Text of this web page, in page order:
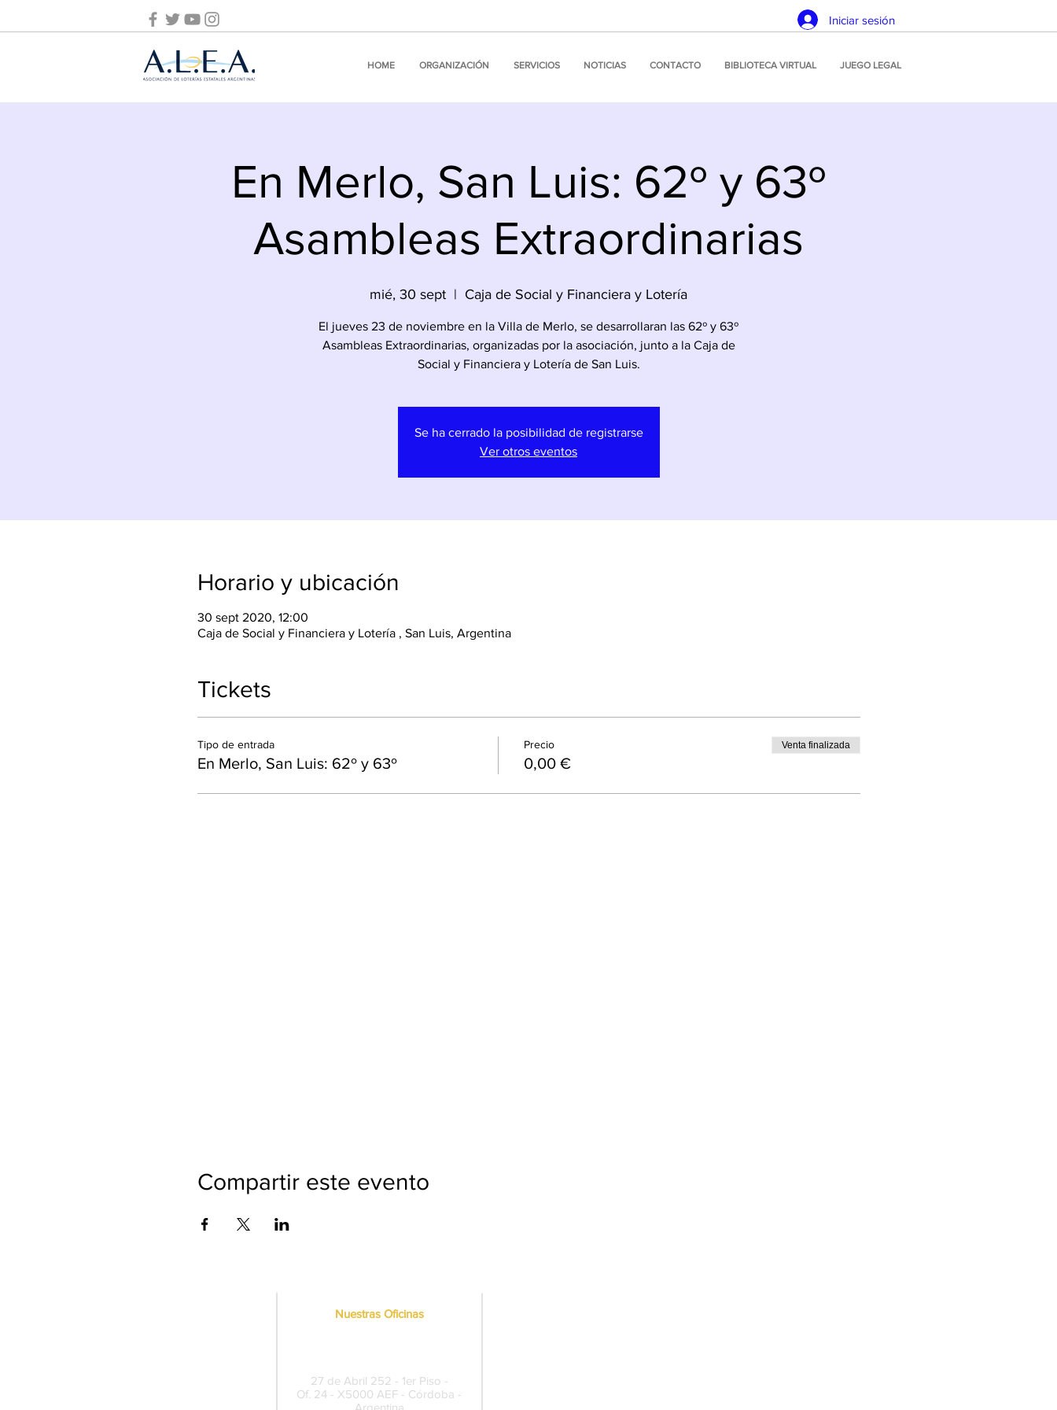
Iniciar sesión
HOME ORGANIZACIÓN SERVICIOS NOTICIAS CONTACTO BIBLIOTECA VIRTUAL JUEGO LEGAL
En Merlo, San Luis: 62º y 63º
Asambleas Extraordinarias
mié, 30 sept
  |
Caja de Social y Financiera y Lotería
El jueves 23 de noviembre en la Villa de Merlo, se desarrollaran las 62º y 63º
Asambleas Extraordinarias, organizadas por la asociación, junto a la Caja de
Social y Financiera y Lotería de San Luis.
Se ha cerrado la posibilidad de registrarse
Ver otros eventos
Horario y ubicación
30 sept 2020, 12:00
Caja de Social y Financiera y Lotería , San Luis, Argentina
Tickets
Tipo de entrada
En Merlo, San Luis: 62º y 63º
Precio
0,00 €
Venta finalizada
Compartir este evento
Nuestras Oficinas
27 de Abril 252 - 1er Piso -
Of. 24 - X5000 AEF - Córdoba -
Argentina